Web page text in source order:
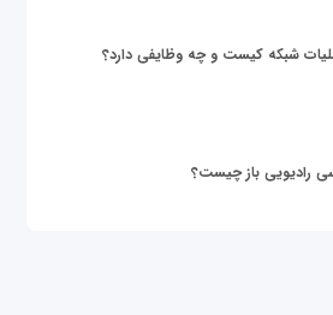
شبکه کیست و چه وظایفی دارد؟
رادیویی باز چیست؟